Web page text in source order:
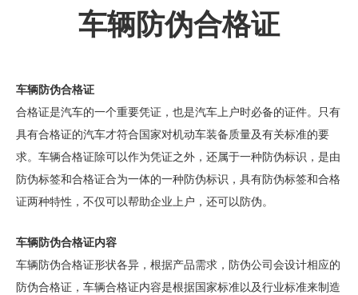
车辆防伪合格证
车辆防伪合格证
合格证是汽车的一个重要凭证，也是汽车上户时必备的证件。只有
具有合格证的汽车才符合国家对机动车装备质量及有关标准的要
求。车辆合格证除可以作为凭证之外，还属于一种防伪标识，是由
防伪标签和合格证合为一体的一种防伪标识，具有防伪标签和合格
证两种特性，不仅可以帮助企业上户，还可以防伪。
车辆防伪合格证内容
车辆防伪合格证形状各异，根据产品需求，防伪公司会设计相应的
防伪合格证，车辆合格证内容是根据国家标准以及行业标准来制造